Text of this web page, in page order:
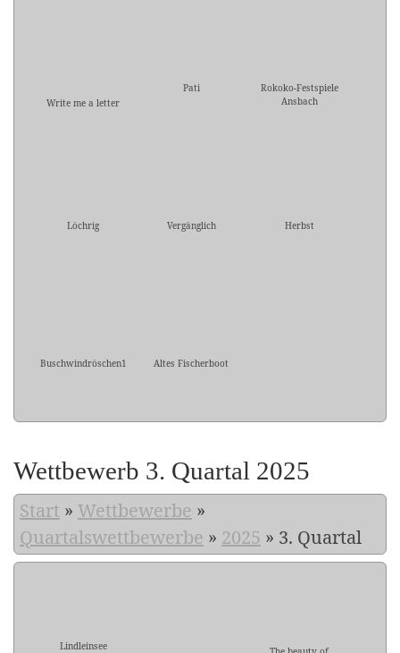
Write me a letter
Pati
Rokoko-Festspiele
Ansbach
Löchrig Vergänglich Herbst
Buschwindröschen1 Altes Fischerboot
Wettbewerb 3. Quartal 2025
Start » Wettbewerbe »
Quartalswettbewerbe » 2025 » 3. Quartal
Lindleinsee